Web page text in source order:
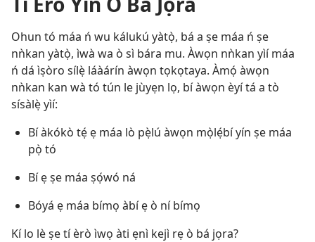
Ohun tó máa ń wu kálukú yàtọ̀, bá a ṣe máa ń ṣe
nǹkan yàtọ̀, ìwà wa ò sì bára mu. Àwọn nǹkan yìí máa
ń dá ìṣòro sílẹ̀ láàárín àwọn tọkọtaya. Àmọ́ àwọn
nǹkan kan wà tó tún le jùyẹn lọ, bí àwọn èyí tá a tò
sísàlẹ̀ yìí:
Bí àkókò tẹ́ ẹ máa lò pẹ̀lú àwọn mọ̀lẹ́bí yín ṣe máa
pọ̀ tó
Bí ẹ ṣe máa ṣọ́wó ná
Bóyá ẹ máa bímọ àbí ẹ ò ní bímọ
Kí lo lè ṣe tí èrò ìwọ àti ẹnì kejì rẹ ò bá jọra?